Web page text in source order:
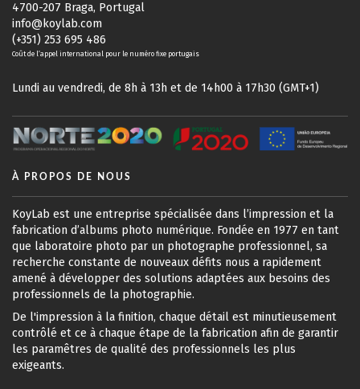
4700-207 Braga, Portugal
info@koylab.com
(+351) 253 695 486
Coût de l’appel international pour le numéro fixe portugais
Lundi au vendredi, de 8h à 13h et de 14h00 à 17h30 (GMT+1)
À PROPOS DE NOUS
KoyLab est une entreprise spécialisée dans l’impression et la
fabrication d’albums photo numérique. Fondée en 1977 en tant
que laboratoire photo par un photographe professionnel, sa
recherche constante de nouveaux défits nous a rapidement
amené à développer des solutions adaptées aux besoins des
professionnels de la photographie.
De l'impression à la finition, chaque détail est minutieusement
contrôlé et ce à chaque étape de la fabrication afin de garantir
les paramêtres de qualité des professionnels les plus
exigeants.